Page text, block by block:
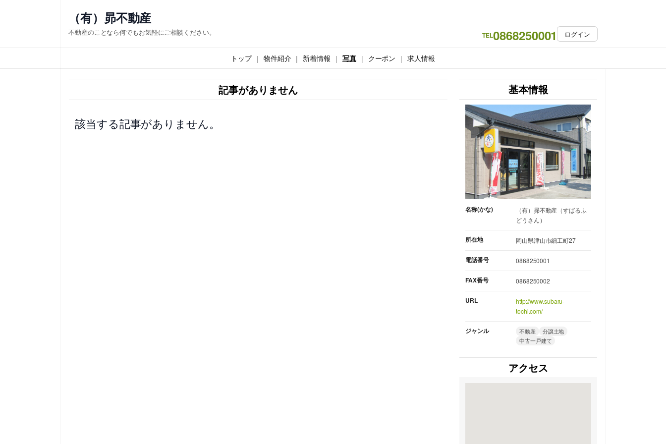
ス
キ
（有）昴不動産
不動産のことなら何でもお気軽にご相談ください。 TEL0868250001 ログイン
トップ 物件紹介 新着情報 写真 クーポン 求人情報
記事がありません
該当する記事がありません。
基本情報
名称(かな)
（有）昴不動産（すばるふ
どうさん）
所在地 岡山県津山市細工町27
電話番号 0868250001
FAX番号 0868250002
URL
http://www.subaru-
tochi.com/
ジャンル 不動産
分譲土地
中古一戸建て
アクセス